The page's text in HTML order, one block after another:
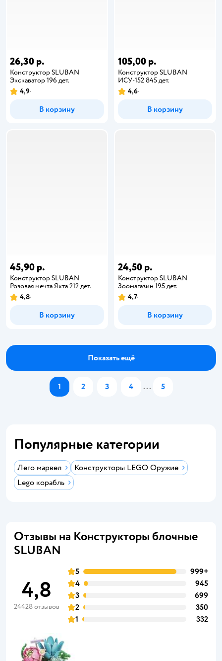
26,30 р.
Конструктор SLUBAN
Экскаватор 196 дет.
4,9
В корзину
105,00 р.
Конструктор SLUBAN
ИСУ-152 845 дет.
4,6
В корзину
45,90 р.
Конструктор SLUBAN
Розовая мечта Яхта 212 дет.
4,8
В корзину
24,50 р.
Конструктор SLUBAN
Зоомагазин 195 дет.
4,7
В корзину
Показать ещё
1 2 3 4 ... 5
Популярные категории
Лего марвел
Конструкторы LEGO Оружие
Lego корабль
Отзывы на Конструкторы блочные
SLUBAN
4,8
24428 отзывов
5
999+
4
945
3
699
2
350
1
332